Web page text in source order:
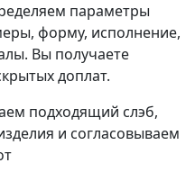
параметры
форму, исполнение,
Вы получаете
доплат.
подходящий слэб,
и согласовываем